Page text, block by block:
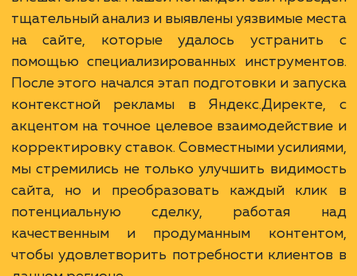
Ход работ
Работа над контекстной рекламой для
goodbye-auto-nn.ru в сфере
Нижнем Новгороде и области стала
настоящим вызовом. Клиент обратился к
серьезными проблемами,
спамным трафиком и